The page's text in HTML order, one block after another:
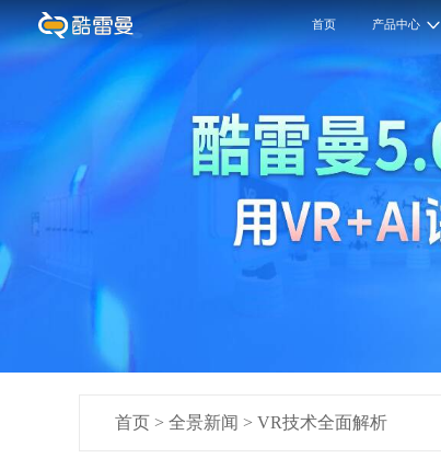
首页 产品中心
首页 > 全景新闻 > VR技术全面解析